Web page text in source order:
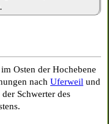
Osten der Hochebene
nach Uferweil und
Schwerter des